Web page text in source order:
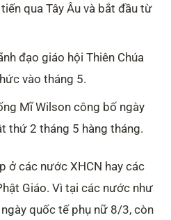
qua Tây Âu và bắt đầu từ
đạo giáo hội Thiên Chúa
vào tháng 5.
Mĩ Wilson công bố ngày
thứ 2 tháng 5 hàng tháng.
ở các nước XHCN hay các
Giáo. Vì tại các nước như
quốc tế phụ nữ 8/3, còn